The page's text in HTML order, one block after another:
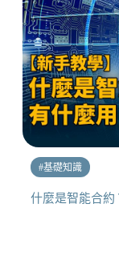
#基礎知識
什麼是智能合約